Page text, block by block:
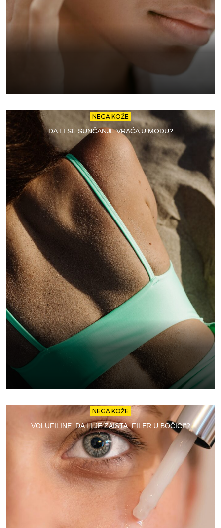
NEGA KOŽE
DA LI SE SUNČANJE VRAĆA U MODU?
NEGA KOŽE
VOLUFILINE: DA LI JE ZAISTA „FILER U BOČICI“?